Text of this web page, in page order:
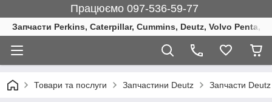
Працюємо 097-536-59-77
Запчасти Perkins, Caterpillar, Cummins, Deutz, Volvo Penta,
Товари та послуги Запчастини Deutz Запчасти